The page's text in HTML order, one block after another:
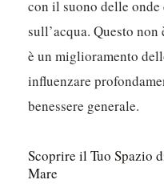
con il suono delle
sull’acqua. Questo
è un miglioramento
influenzare
benessere generale.
Scoprire il Tuo Spazio
Mare